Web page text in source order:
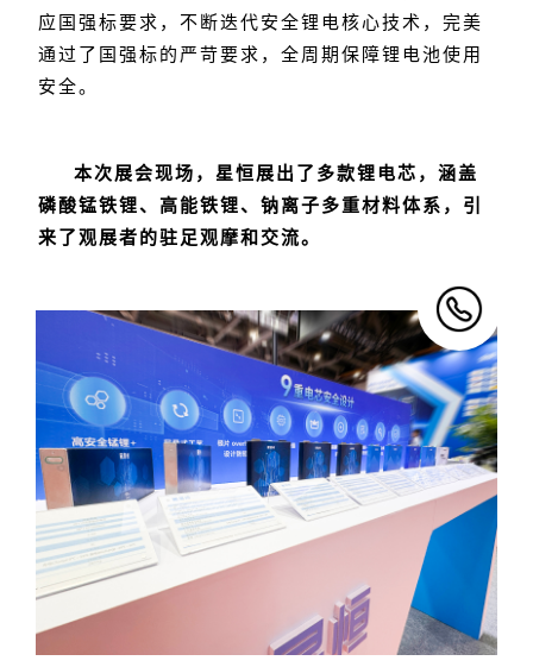
应国强标要求，不断迭代安全锂电核心技术，完美
通过了国强标的严苛要求，全周期保障锂电池使用
安全。
本次展会现场，星恒展出了多款锂电芯，涵盖
磷酸锰铁锂、高能铁锂、钠离子多重材料体系，引
来了观展者的驻足观摩和交流。